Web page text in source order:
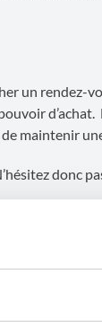
un rendez-
d’achat.
maintenir
donc
en
en